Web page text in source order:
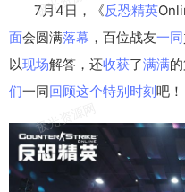
7月4日，《反恐精英
面会圆满落幕 ，百位战友一同
以现场解答，还收获了满满
们一同回顾这个特别时刻吧！